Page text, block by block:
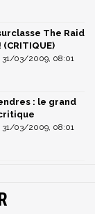
The Raid
31/03/2009, 08:01
: le grand
31/03/2009, 08:01